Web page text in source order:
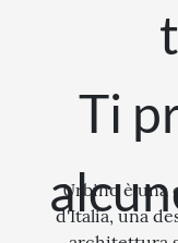
Ti
Urbino è una
d'Italia, una